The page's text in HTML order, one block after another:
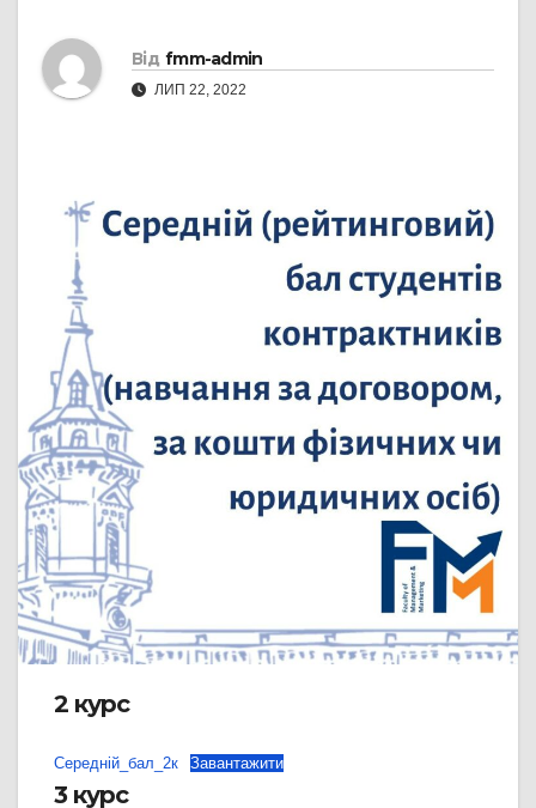
Від fmm-admin
ЛИП 22, 2022
2 курс
Середній_бал_2к Завантажити
3 курс